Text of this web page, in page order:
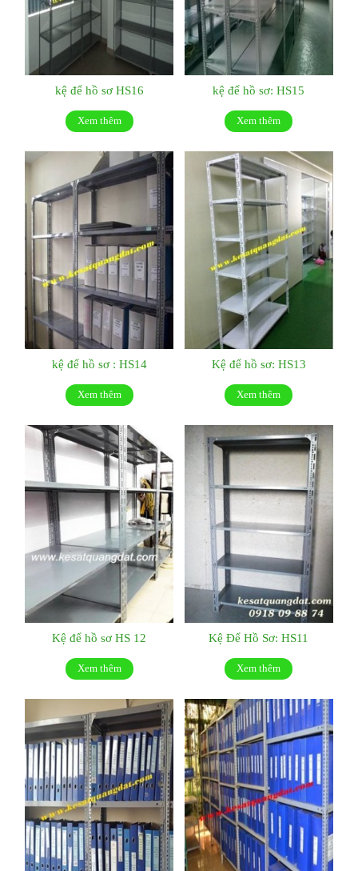
kệ để hồ sơ HS16
Xem thêm
kệ để hồ sơ: HS15
Xem thêm
kệ để hồ sơ : HS14
Xem thêm
Kệ để hồ sơ: HS13
Xem thêm
Kệ để hồ sơ HS 12
Xem thêm
Kệ Để Hồ Sơ: HS11
Xem thêm